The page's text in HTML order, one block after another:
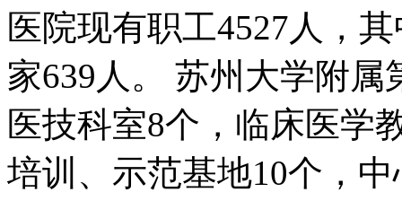
医院现有职工4527人，
家639人。 苏州大学附
医技科室8个，临床医学
培训、示范基地10个，